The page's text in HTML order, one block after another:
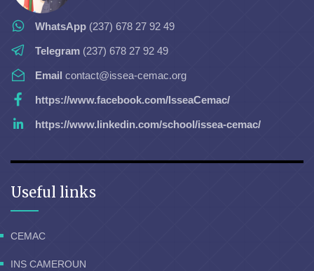
WhatsApp (237) 678 27 92 49
Telegram (237) 678 27 92 49
Email contact@issea-cemac.org
https://www.facebook.com/IsseaCemac/
https://www.linkedin.com/school/issea-cemac/
Useful links
CEMAC
INS CAMEROUN